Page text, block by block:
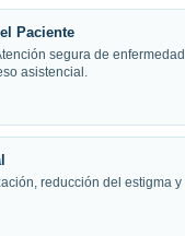
Paciente
segura de
asistencial.
reducción del estigma